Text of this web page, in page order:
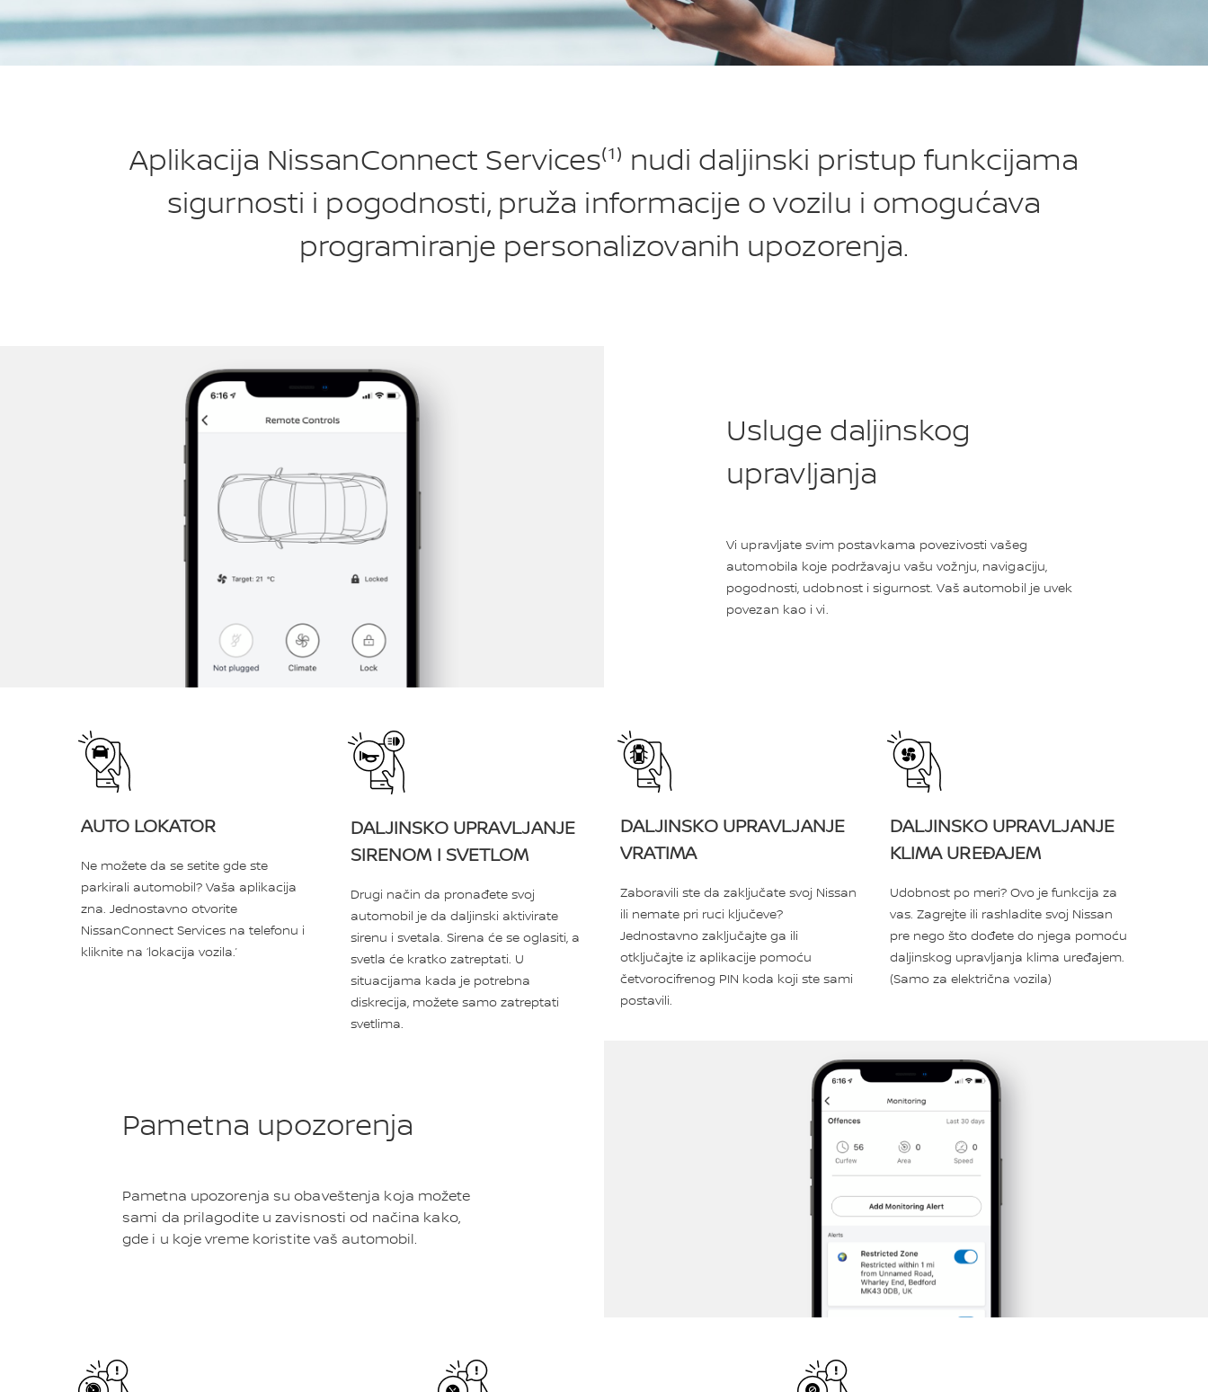
Aplikacija NissanConnect Services⁽¹⁾ nudi daljinski pristup funkcijama
sigurnosti i pogodnosti, pruža informacije o vozilu i omogućava
programiranje personalizovanih upozorenja.
Usluge daljinskog
upravljanja
Vi upravljate svim postavkama povezivosti vašeg
automobila koje podržavaju vašu vožnju, navigaciju,
pogodnosti, udobnost i sigurnost. Vaš automobil je uvek
povezan kao i vi.
AUTO LOKATOR
Ne možete da se setite gde ste
parkirali automobil? Vaša aplikacija
zna. Jednostavno otvorite
NissanConnect Services na telefonu i
kliknite na ‘lokacija vozila.’
DALJINSKO UPRAVLJANJE
SIRENOM I SVETLOM
Drugi način da pronađete svoj
automobil je da daljinski aktivirate
sirenu i svetala. Sirena će se oglasiti, a
svetla će kratko zatreptati. U
situacijama kada je potrebna
diskrecija, možete samo zatreptati
svetlima.
DALJINSKO UPRAVLJANJE
VRATIMA
Zaboravili ste da zaključate svoj Nissan
ili nemate pri ruci ključeve?
Jednostavno zaključajte ga ili
otključajte iz aplikacije pomoću
četvorocifrenog PIN koda koji ste sami
postavili.
DALJINSKO UPRAVLJANJE
KLIMA UREĐAJEM
Udobnost po meri? Ovo je funkcija za
vas. Zagrejte ili rashladite svoj Nissan
pre nego što dođete do njega pomoću
daljinskog upravljanja klima uređajem.
(Samo za električna vozila)
Pametna upozorenja
Pametna upozorenja su obaveštenja koja možete
sami da prilagodite u zavisnosti od načina kako,
gde i u koje vreme koristite vaš automobil.